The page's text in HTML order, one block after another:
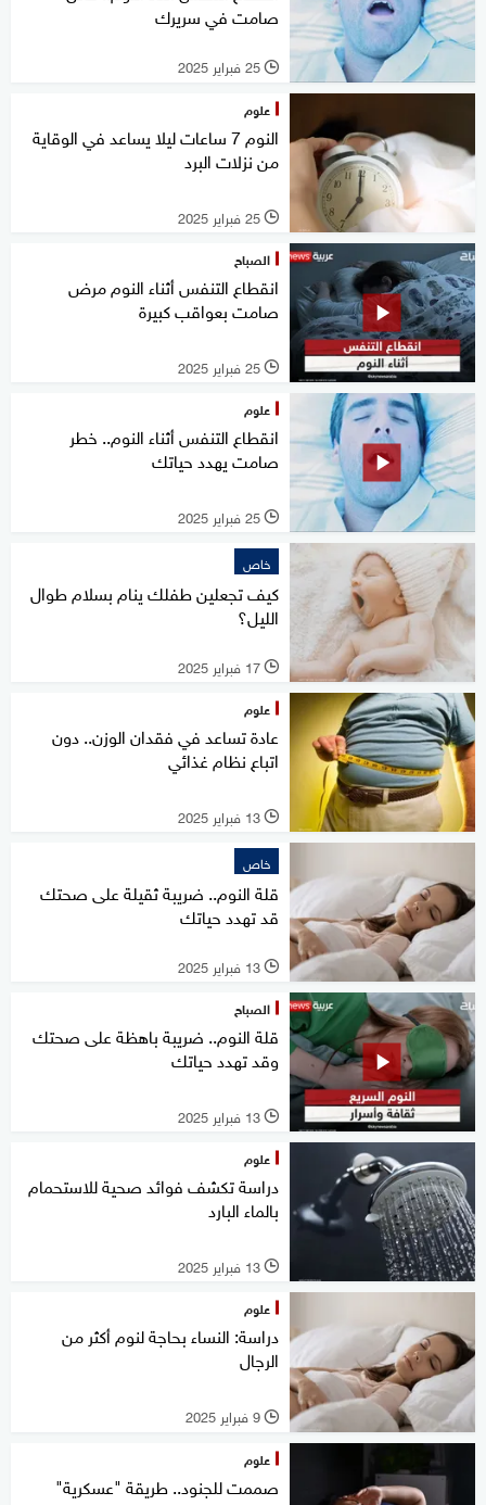
صامت في سريرك
l 25 فبراير 2025
علوم
النوم 7 ساعات ليلا يساعد في الوقاية
من نزلات البرد
l 25 فبراير 2025
الصباح
انقطاع التنفس أثناء النوم مرض
صامت بعواقب كبيرة
l 25 فبراير 2025
علوم
انقطاع التنفس أثناء النوم.. خطر
صامت يهدد حياتك
l 25 فبراير 2025
خاص
كيف تجعلين طفلك ينام بسلام طوال
الليل؟
l 17 فبراير 2025
علوم
عادة تساعد في فقدان الوزن.. دون
اتباع نظام غذائي
l 13 فبراير 2025
خاص
قلة النوم.. ضريبة ثقيلة على صحتك
قد تهدد حياتك
l 13 فبراير 2025
الصباح
قلة النوم.. ضريبة باهظة على صحتك
وقد تهدد حياتك
l 13 فبراير 2025
علوم
دراسة تكشف فوائد صحية للاستحمام
بالماء البارد
l 13 فبراير 2025
علوم
دراسة: النساء بحاجة لنوم أكثر من
الرجال
l 9 فبراير 2025
علوم
صممت للجنود.. طريقة "عسكرية"